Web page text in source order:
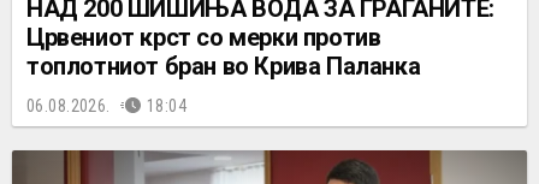
НАД 200 ШИШИЊА ВОДА ЗА ГРАЃАНИТЕ:
Црвениот крст со мерки против
топлотниот бран во Крива Паланка
06.08.2026. 18:04